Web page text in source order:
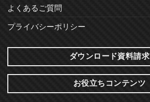
よくあるご質問
プライバシーポリシー
ダウンロード資料請求
お役立ちコンテンツ